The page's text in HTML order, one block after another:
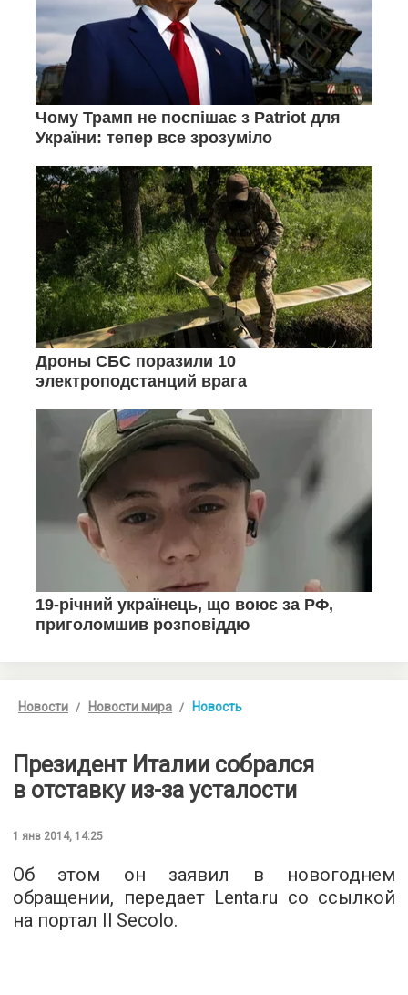
Новости Новости мира Новость
Президент Италии собрался
в отставку из-за усталости
1 янв 2014, 14:25
Об этом он заявил в новогоднем
обращении, передает Lenta.ru со ссылкой
на портал Il Secolo.